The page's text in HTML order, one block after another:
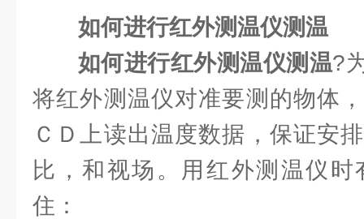
如何进行红外测温仪测温
如何进行红外测温仪测温?
将红外测温仪对准要测的物体
ＣＤ上读出温度数据，保证安
比，和视场。用红外测温仪
住：